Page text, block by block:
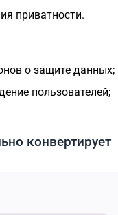
приватности.
о защите данных;
пользователей;
конвертирует